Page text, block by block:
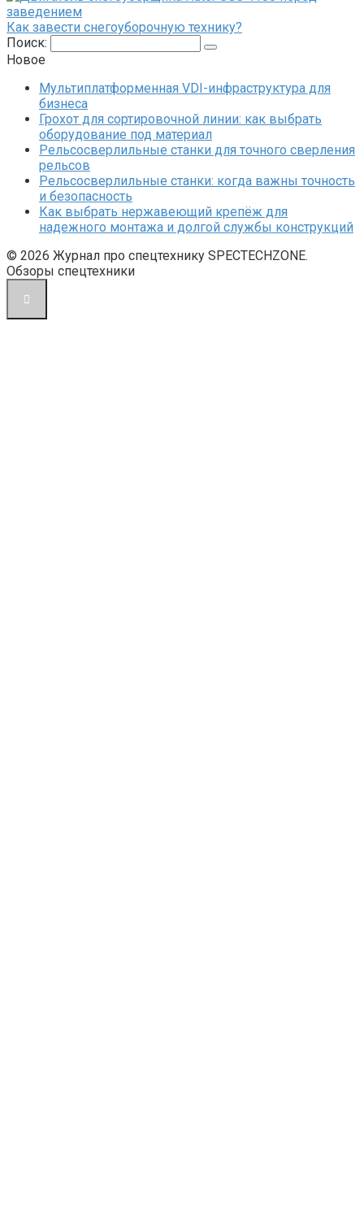
Как завести снегоуборочную технику?
Поиск:
Новое
Мультиплатформенная VDI-инфраструктура для
бизнеса
Грохот для сортировочной линии: как выбрать
оборудование под материал
Рельсосверлильные станки для точного сверления
рельсов
Рельсосверлильные станки: когда важны точность
и безопасность
Как выбрать нержавеющий крепёж для
надежного монтажа и долгой службы конструкций
© 2026 Журнал про спецтехнику SPECTECHZONE.
Обзоры спецтехники